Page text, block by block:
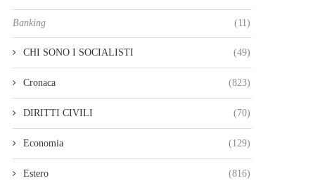
Banking (11)
CHI SONO I SOCIALISTI (49)
Cronaca (823)
DIRITTI CIVILI (70)
Economia (129)
Estero (816)